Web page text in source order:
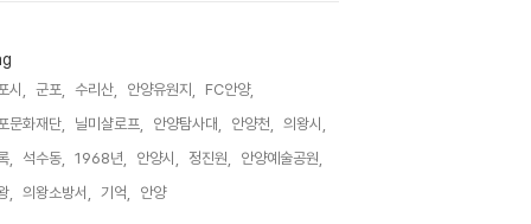
시, 군포, 수리산, 안양유원지,
FC안양,
문화재단,
닐미샬로프, 안양탐사대, 안양천,
의왕시,
,
석수동, 1968년, 안양시, 정진원,
안양예술공원,
,
의왕소방서, 기억, 안양,